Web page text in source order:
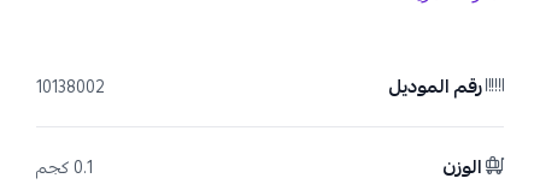
رقم الموديل 10138002
الوزن 0.1 كجم